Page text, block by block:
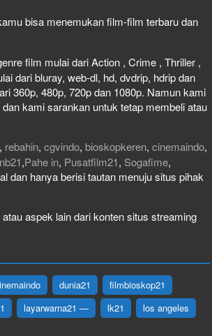
bisa menemukan film-film terbaru dan
film mulai dari Action , Crime , Thriller ,
dari bluray, web-dl, hd, dvdrip, hdrip dan
360p, 480p, 720p dan 1080p. Namun kami
kami sarankan untuk tetap membeli atau
, rebahin, cgvindo, bioskopkeren, cinemaindo,
nb21,Pahe in, Pusatfilm21, Sogafime,
dan hanya berisi tautan menuju situs pihak
aspek lain dari konten situs streaming
dunia21
filmbioskop21
layarwarna21 — lk21 los angeles